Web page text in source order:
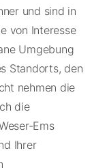
und sind in
von Interesse
Umgebung
Standorts, den
nehmen die
die
Ems
Ihrer